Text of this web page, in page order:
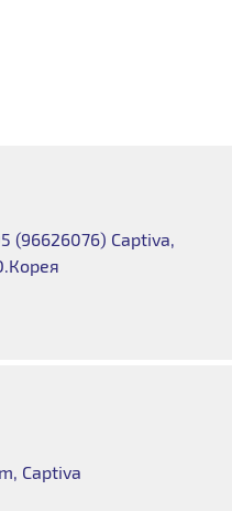
(96626076) Captiva,
Captiva